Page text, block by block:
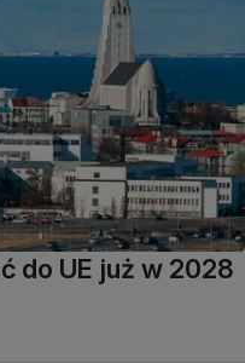
do UE już w 2028